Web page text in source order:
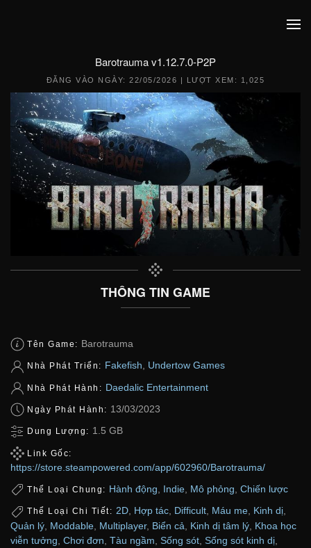
Barotrauma v1.12.7.0-P2P
ĐĂNG VÀO NGÀY:22/05/2026 | LƯỢT XEM: 1,025
THÔNG TIN GAME
Tên Game: Barotrauma
Nhà Phát Triển: Fakefish, Undertow Games
Nhà Phát Hành: Daedalic Entertainment
Ngày Phát Hành: 13/03/2023
Dung Lượng: 1.5 GB
Link Gốc:
https://store.steampowered.com/app/602960/Barotrauma/
Thể Loại Chung: Hành động Indie Mô phỏng Chiến lược
Thể Loại Chi Tiết: 2D, Hợp tác, Difficult, Máu me, Kinh dị,
Quản lý Moddable Multiplayer, Biển cả Kinh dị tâm lý Khoa học
viễn tưởng Chơi đơn Tàu ngầm Sống sót Sống sót kinh dị